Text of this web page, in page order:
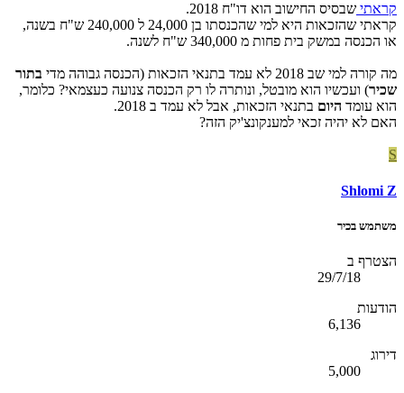
קראתי שבסיס החישוב הוא דו"ח 2018.
קראתי שהזכאות היא למי שהכנסתו בן 24,000 ל 240,000 ש"ח בשנה,
או הכנסה במשק בית פחות מ 340,000 ש"ח לשנה.
מה קורה למי שב 2018 לא עמד בתנאי הזכאות (הכנסה גבוהה מדי
בתור
שכיר) ועכשיו הוא מובטל, ונותרה לו רק הכנסה צנועה כעצמאי? כלומר,
הוא עומד היום בתנאי הזכאות, אבל לא עמד ב 2018.
האם לא יהיה זכאי למענקונצ'יק הזה?
S
Shlomi Z
משתמש בכיר
הצטרף ב
29/7/18
הודעות
6,136
דירוג
5,000